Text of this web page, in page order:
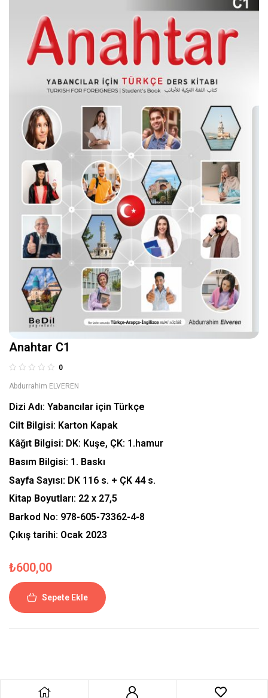
Anahtar C1
0
Abdurrahim ELVEREN
Dizi Adı: Yabancılar için Türkçe
Cilt Bilgisi: Karton Kapak
Kâğıt Bilgisi: DK: Kuşe, ÇK: 1.hamur
Basım Bilgisi: 1. Baskı
Sayfa Sayısı: DK 116 s. + ÇK 44 s.
Kitap Boyutları: 22 x 27,5
Barkod No: 978-605-73362-4-8
Çıkış tarihi: Ocak 2023
₺600,00
Sepete Ekle